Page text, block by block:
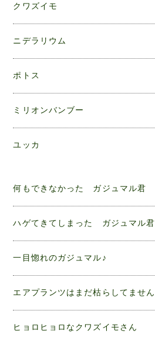
クワズイモ
ニデラリウム
ポトス
ミリオンバンブー
ユッカ
何もできなかった ガジュマル君
ハゲてきてしまった ガジュマル君
一目惚れのガジュマル♪
エアプランツはまだ枯らしてません
ヒョロヒョロなクワズイモさん